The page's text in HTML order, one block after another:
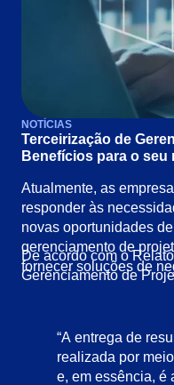
NOTÍCIAS
Terceirização de
Benefícios para o seu
Atualmente, as
responder às
novas oportunidades
gerenciamento de
fornecer soluções de
De acordo com o
Gerenciamento de
“A entrega de
realizada por
e, em essência, é